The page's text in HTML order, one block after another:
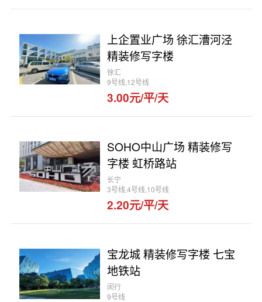
上企置业广场 徐汇漕河泾
精装修写字楼
徐汇
9号线,12号线
3.00元/平/天
SOHO中山广场 精装修写
字楼 虹桥路站
长宁
3号线,4号线,10号线
2.20元/平/天
宝龙城 精装修写字楼 七宝
地铁站
闵行
9号线